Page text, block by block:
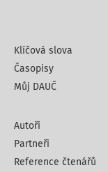
Klíčová slova
Časopisy
Můj DAUČ
Autoři
Partneři
Reference čtenářů